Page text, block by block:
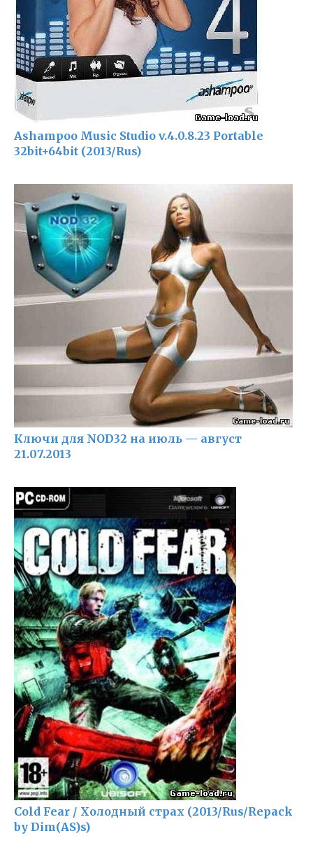
Ashampoo Music Studio v.4.0.8.23 Portable
32bit+64bit (2013/Rus)
Ключи для NOD32 на июль — август
21.07.2013
Cold Fear / Холодный страх (2013/Rus/Repack
by Dim(AS)s)